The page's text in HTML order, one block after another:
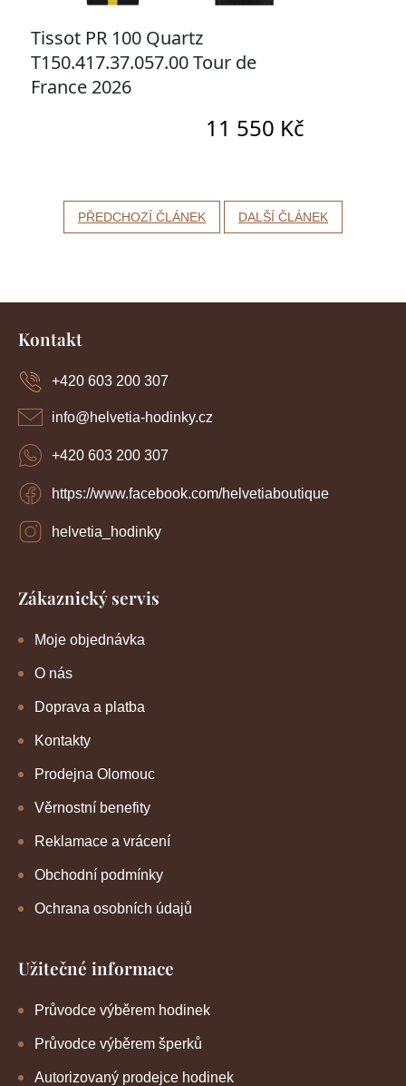
PŘEDCHOZÍ ČLÁNEK DALŠÍ ČLÁNEK
Z
Kontakt
info@helvetia-hodinky.cz
+420 603 200 307
https://www.facebook.com/helvetiaboutique
helvetia_hodinky
+420 603 200 307
Zákaznický servis
Moje objednávka
O nás
Doprava a platba
Kontakty
Prodejna Olomouc
Věrnostní benefity
Reklamace a vrácení
Obchodní podmínky
Ochrana osobních údajů
Užitečné informace
Průvodce výběrem hodinek
Průvodce výběrem šperků
Autorizovaný prodejce hodinek